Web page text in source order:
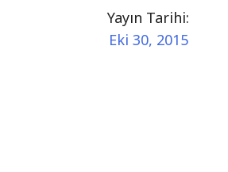
Yayın Tarihi:
Eki 30, 2015